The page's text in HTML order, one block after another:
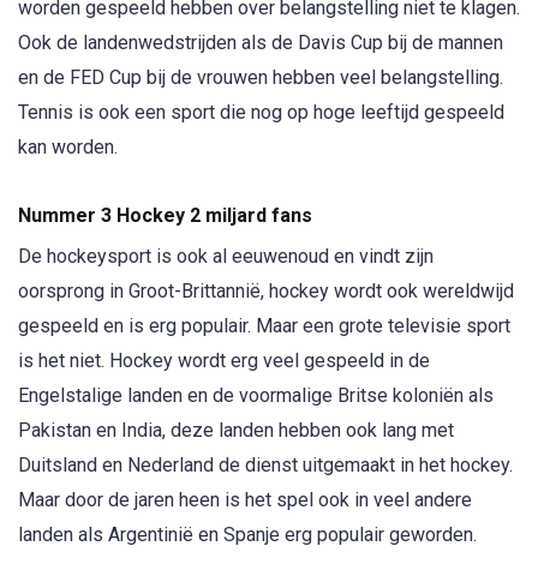
worden gespeeld hebben over belangstelling niet te klagen.
Ook de landenwedstrijden als de Davis Cup bij de mannen
en de FED Cup bij de vrouwen hebben veel belangstelling.
Tennis is ook een sport die nog op hoge leeftijd gespeeld
kan worden.
Nummer 3 Hockey 2 miljard fans
De hockeysport is ook al eeuwenoud en vindt zijn
oorsprong in Groot-Brittannië, hockey wordt ook wereldwijd
gespeeld en is erg populair. Maar een grote televisie sport
is het niet. Hockey wordt erg veel gespeeld in de
Engelstalige landen en de voormalige Britse koloniën als
Pakistan en India, deze landen hebben ook lang met
Duitsland en Nederland de dienst uitgemaakt in het hockey.
Maar door de jaren heen is het spel ook in veel andere
landen als Argentinië en Spanje erg populair geworden.